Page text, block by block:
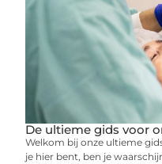
De ultieme gids voor
Welkom bij onze ultieme
je hier bent, ben je